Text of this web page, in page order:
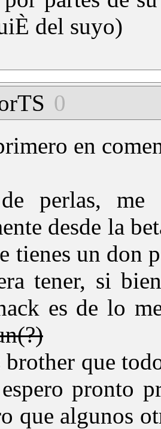
del suyo)
0
en
perlas,
desde la
tienes un don
tener, si
es de lo
brother que
pronto
que algunos